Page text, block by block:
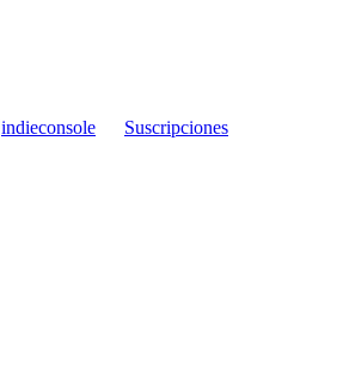
indieconsole Suscripciones